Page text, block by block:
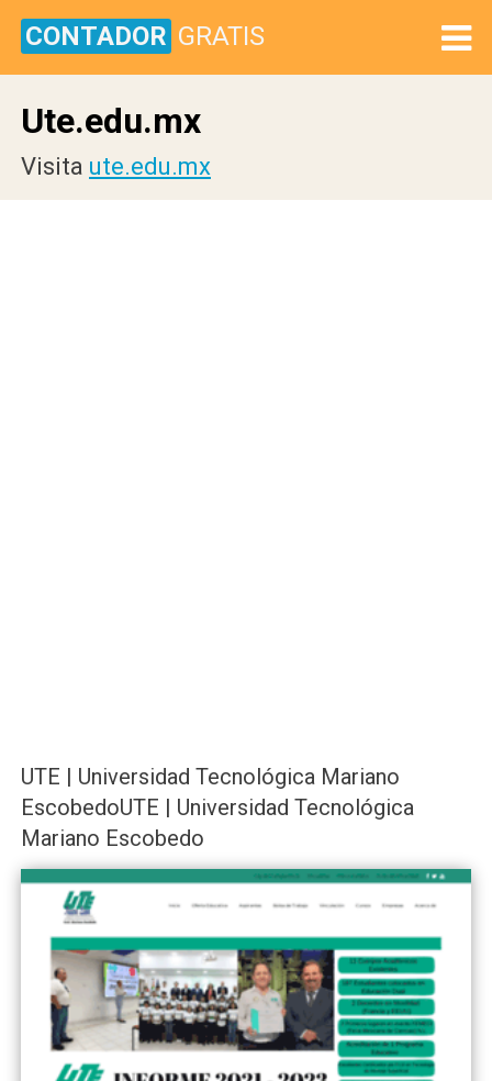
CONTADOR GRATIS
Ute.edu.mx
Visita ute.edu.mx
UTE | Universidad Tecnológica Mariano
EscobedoUTE | Universidad Tecnológica
Mariano Escobedo